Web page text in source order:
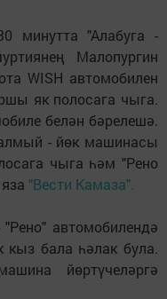
минутта "Алабуга -
Малопургин
WISH автомобилен
як полосага чыга.
белән бәрелешә.
- йөк машинасы
чыга һәм "Рено
"Вести Камаза".
автомобилендә
кыз бала һәлак була.
йөртүчеләргә